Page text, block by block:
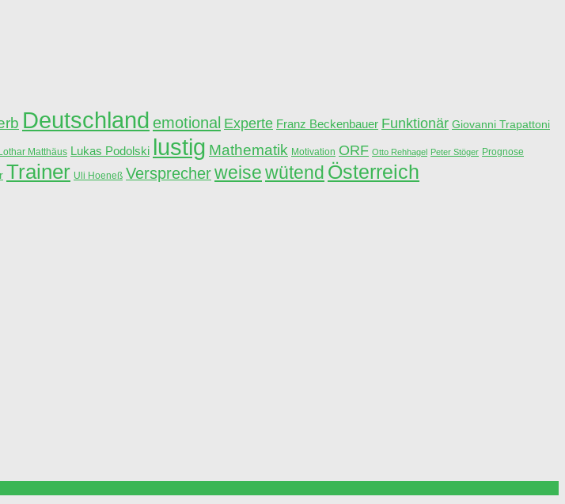
Deutschland emotional Experte Franz Beckenbauer Funktionär Giovanni Trapattoni
Lothar Matthäus Lukas Podolski lustig Mathematik Motivation ORF Otto Rehhagel Peter Stöger Prognose
Trainer Uli Hoeneß Versprecherweisewütend Österreich